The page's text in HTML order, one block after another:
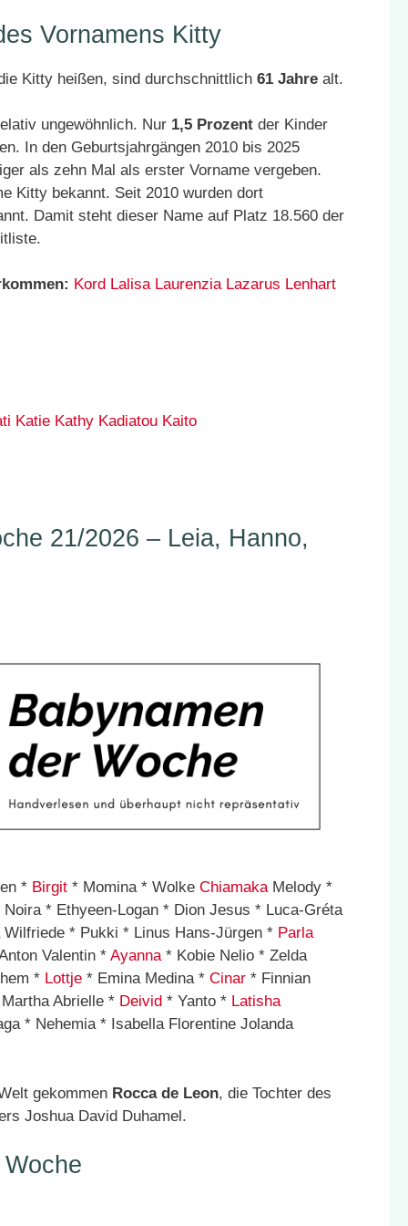
Vornamens Kitty
Kitty heißen, sind durchschnittlich 61 Jahre alt.
ungewöhnlich. Nur 1,5 Prozent der Kinder
In den Geburtsjahrgängen 2010 bis 2025
als zehn Mal als erster Vorname vergeben.
Kitty bekannt. Seit 2010 wurden dort
Damit steht dieser Name auf Platz 18.560 der
Kord Lalisa Laurenzia Lazarus Lenhart
Katie Kathy Kadiatou Kaito
21/2026 – Leia, Hanno,
* Birgit * Momina * Wolke ChiamakaMelody *
* Ethyeen-Logan * Dion Jesus * Luca-Gréta
* Pukki * Linus Hans-Jürgen * Parla
Valentin * Ayanna* Kobie Nelio * Zelda
* Lottje * Emina Medina * Cinar * Finnian
Abrielle * Deivid * Yanto * Latisha
* Nehemia * Isabella Florentine Jolanda
gekommen Rocca de Leon, die Tochter des
Joshua David Duhamel.